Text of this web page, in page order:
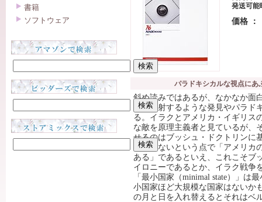
発送可能
価格 ：
パラドキシカルな視点にあ
斜め読みではあるが、なかなか面
態を照射するような発見やパラド
る。イラクとアメリカ・イギリス
な敵を原理主義者と見ているが、
せるのはブッシュ・ドクトリンに
かならないという点で「アメリ
ある」であるといえ、これこそブ
イロニーであるとか、イラク戦争
「最小国家（minimal state）」は
小国家ほど大規模な国家はないか
の月と日を入れ替えるとそれはベ
書籍
ソフトウェア